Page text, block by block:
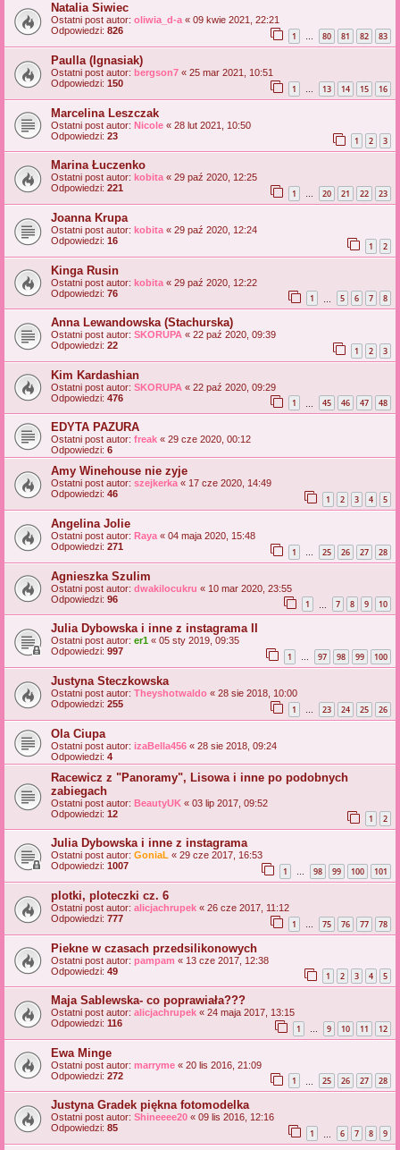
Natalia Siwiec
Ostatni post autor: oliwia_d-a « 09 kwie 2021, 22:21
Odpowiedzi: 826 1 … 80 81 82 83
Paulla (Ignasiak)
Ostatni post autor: bergson7 « 25 mar 2021, 10:51
Odpowiedzi: 150 1 … 13 14 15 16
Marcelina Leszczak
Ostatni post autor: Nicole « 28 lut 2021, 10:50
Odpowiedzi: 23 1 2 3
Marina Łuczenko
Ostatni post autor: kobita « 29 paź 2020, 12:25
Odpowiedzi: 221 1 … 20 21 22 23
Joanna Krupa
Ostatni post autor: kobita « 29 paź 2020, 12:24
Odpowiedzi: 16 1 2
Kinga Rusin
Ostatni post autor: kobita « 29 paź 2020, 12:22
Odpowiedzi: 76 1 5 6 7 8
Anna Lewandowska (Stachurska)
Ostatni post autor: SKORUPA « 22 paź 2020, 09:39
Odpowiedzi: 22 1 2 3
Kim Kardashian
Ostatni post autor: SKORUPA « 22 paź 2020, 09:29
Odpowiedzi: 476 1 45 46 47 48
EDYTA PAZURA
Ostatni post autor: freak « 29 cze 2020, 00:12
Odpowiedzi: 6
Amy Winehouse nie zyje
Ostatni post autor: szejkerka « 17 cze 2020, 14:49
Odpowiedzi: 46 1 2 3 4 5
Angelina Jolie
Ostatni post autor: Raya « 04 maja 2020, 15:48
Odpowiedzi: 271 1 … 25 26 27 28
Agnieszka Szulim
Ostatni post autor: dwakilocukru « 10 mar 2020, 23:55
Odpowiedzi: 96 1 7 8 9 10
Julia Dybowska i inne z instagrama II
Ostatni post autor: er1 « 05 sty 2019, 09:35
Odpowiedzi: 997 1 … 97 98 99 100
Justyna Steczkowska
Ostatni post autor: Theyshotwaldo « 28 sie 2018, 10:00
Odpowiedzi: 255 1 … 23 24 25 26
Ola Ciupa
Ostatni post autor: izaBella456 « 28 sie 2018, 09:24
Odpowiedzi: 4
Racewicz z "Panoramy", Lisowa i inne po podobnych
zabiegach
Ostatni post autor: BeautyUK « 03 lip 2017, 09:52
Odpowiedzi: 12 1 2
Julia Dybowska i inne z instagrama
Ostatni post autor: GoniaL « 29 cze 2017, 16:53
Odpowiedzi: 1007 1 … 98 99 100 101
plotki, ploteczki cz. 6
Ostatni post autor: alicjachrupek « 26 cze 2017, 11:12
Odpowiedzi: 777 1 … 75 76 77 78
Piekne w czasach przedsilikonowych
Ostatni post autor: pampam « 13 cze 2017, 12:38
Odpowiedzi: 49 1 2 3 4 5
Maja Sablewska- co poprawiała???
Ostatni post autor: alicjachrupek « 24 maja 2017, 13:15
Odpowiedzi: 116 1 … 9 10 11 12
Ewa Minge
Ostatni post autor: marryme « 20 lis 2016, 21:09
Odpowiedzi: 272 1 25 26 27 28
Justyna Gradek piękna fotomodelka
Ostatni post autor: Shineeee20 « 09 lis 2016, 12:16
Odpowiedzi: 85 1 6 7 8 9